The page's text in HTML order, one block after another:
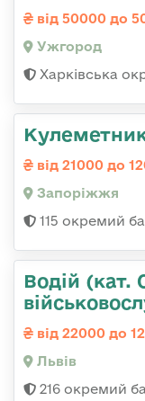
від 50000 до
Ужгород
Харківська
від 21000 до
Запоріжжя
115 окремий
Водій (кат.
від 22000 до
Львів
216 окремий